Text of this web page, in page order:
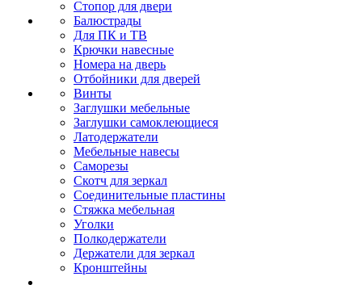
Стопор для двери
Балюстрады
Для ПК и ТВ
Крючки навесные
Номера на дверь
Отбойники для дверей
Винты
Заглушки мебельные
Заглушки самоклеющиеся
Латодержатели
Мебельные навесы
Саморезы
Скотч для зеркал
Соединительные пластины
Стяжка мебельная
Уголки
Полкодержатели
Держатели для зеркал
Кронштейны